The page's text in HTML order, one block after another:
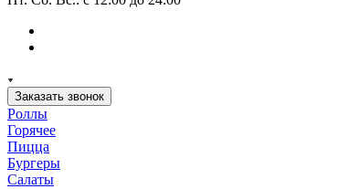
Заказать звонок
Роллы
Горячее
Пицца
Бургеры
Салаты